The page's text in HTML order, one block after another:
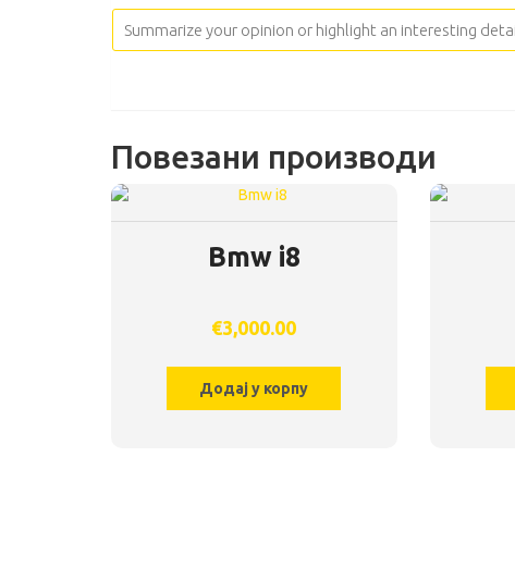
Повезани производи
Bmw i8
€3,000.00
Додај у корпу